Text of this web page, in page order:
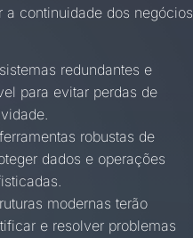
a continuidade dos negócios
redundantes e
para evitar perdas de
robustas de
dados e operações
modernas terão
e resolver problemas